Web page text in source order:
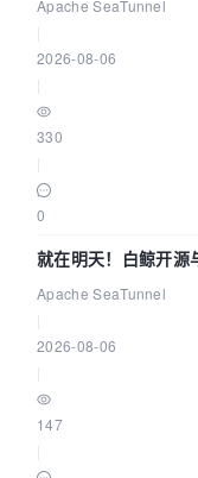
Apache SeaTunnel
2026-08-06
330
0
就在明天！白鲸开
Asia 2026 主题演讲！
Apache SeaTunnel
2026-08-06
147